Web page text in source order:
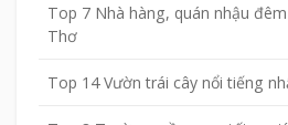
Top 7 Nhà hàng, quán nhậu
Thơ
Top 14 Vườn trái cây nổi tiếng